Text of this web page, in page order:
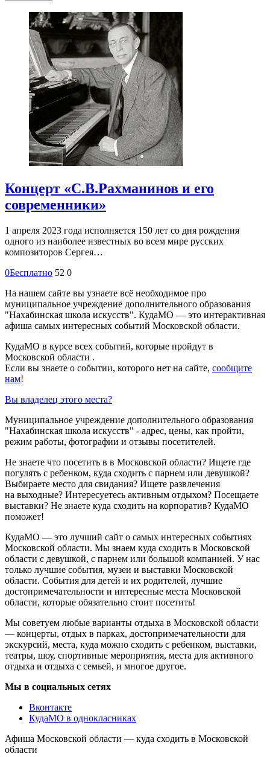
Концерт «С.В.Рахманинов и его
современники»
1 апреля 2023 года исполняется 150 лет со дня рождения
одного из наиболее известных во всем мире русских
композиторов Сергея…
0Бесплатно 52 0
На нашем сайте вы узнаете всё необходимое про
муниципальное учреждение дополнительного образования
"Нахабинская школа искусств". КудаМО — это интерактивная
афиша самых интересных событий Московской области.
КудаМО в курсе всех событий, которые пройдут в
Московской области .
Если вы знаете о событии, которого нет на сайте, сообщите
нам!
Вы владелец этого места?
Муниципальное учреждение дополнительного образования
"Нахабинская школа искусств" - адрес, цены, как пройти,
режим работы, фотографии и отзывы посетителей.
Не знаете что посетить в в Московской области? Ищете где
погулять с ребенком, куда сходить с парнем или девушкой?
Выбираете место для свидания? Ищете развлечения
на выходные? Интересуетесь активным отдыхом? Посещаете
выставки? Не знаете куда сходить на корпоратив? КудаМО
поможет!
КудаМО — это лучший сайт о самых интересных событиях
Московской области. Мы знаем куда сходить в Московской
области с девушкой, с парнем или большой компанией. У нас
только лучшие события, музеи и выставки Московской
области. События для детей и их родителей, лучшие
достопримечательности и интересные места Московской
области, которые обязательно стоит посетить!
Мы советуем любые варианты отдыха в Московской области
— концерты, отдых в парках, достопримечательности для
экскурсий, места, куда можно сходить с ребенком, выставки,
театры, шоу, спортивные мероприятия, места для активного
отдыха и отдыха с семьей, и многое другое.
Мы в социальных сетях
Вконтакте
КудаМО в однокласниках
Афиша Московской области — куда сходить в Московской
области